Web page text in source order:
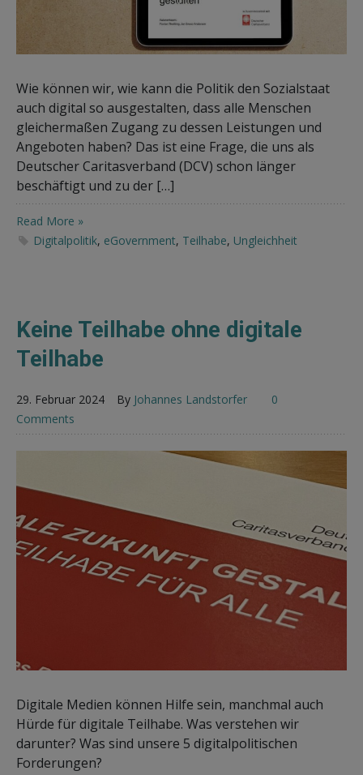
Wie können wir, wie kann die Politik den Sozialstaat
auch digital so ausgestalten, dass alle Menschen
gleichermaßen Zugang zu dessen Leistungen und
Angeboten haben? Das ist eine Frage, die uns als
Deutscher Caritasverband (DCV) schon länger
beschäftigt und zu der […]
Read More »
Digitalpolitik, eGovernment, Teilhabe, Ungleichheit
Keine Teilhabe ohne digitale
Teilhabe
29. Februar 2024 By Johannes Landstorfer
0
Comments
Digitale Medien können Hilfe sein, manchmal auch
Hürde für digitale Teilhabe. Was verstehen wir
darunter? Was sind unsere 5 digitalpolitischen
Forderungen?